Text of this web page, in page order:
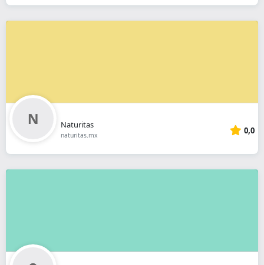
Naturitas
naturitas.mx 0,0